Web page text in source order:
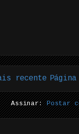
recente
Assinar:Postar